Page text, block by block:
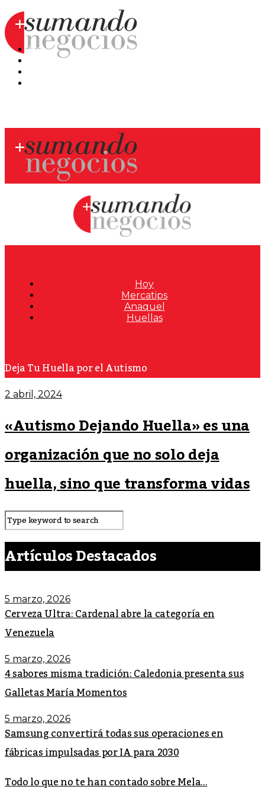
Hoy
Mercatips
Hoy
Mercatips
Anaquel
Huellas
Deja Tu Huella por el Autismo
2 abril, 2024
«Autismo Dejando Huella» es una
organización que no solo deja
huella, sino que transforma vidas
Artículos Destacados
5 marzo, 2026
Cerveza Ultra: Cardenal abre la categoría en
Venezuela
5 marzo, 2026
4 sabores misma tradición: Caledonia presenta sus
Galletas María Momentos
5 marzo, 2026
Samsung convertirá todas sus operaciones en
fábricas impulsadas por IA para 2030
Todo lo que no te han contado sobre Mela...